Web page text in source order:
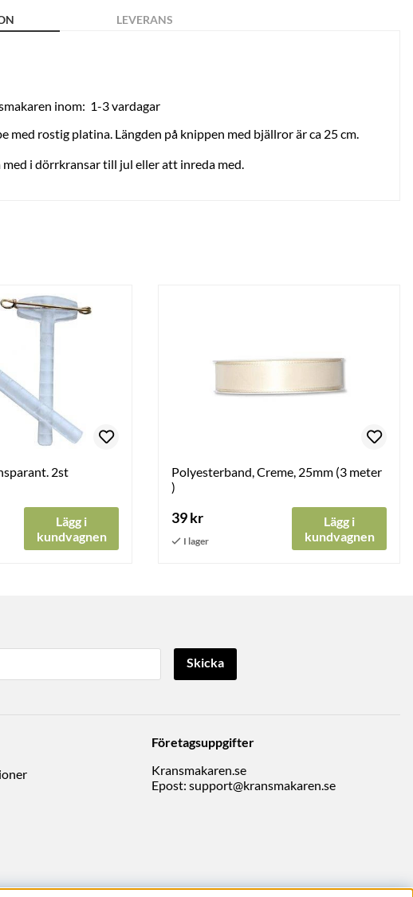
LEVERANS
inom: 1-3 vardagar
med rostig platina. Längden på knippen med bjällror är ca 25 cm.
i dörrkransar till jul eller att inreda med.
2st
Lägg i
kundvagnen
Polyesterband, Creme, 25mm (3 meter
)
39 kr
Lägg i
kundvagnen
Skicka
Företagsuppgifter
Kransmakaren.se
Epost: support@kransmakaren.se